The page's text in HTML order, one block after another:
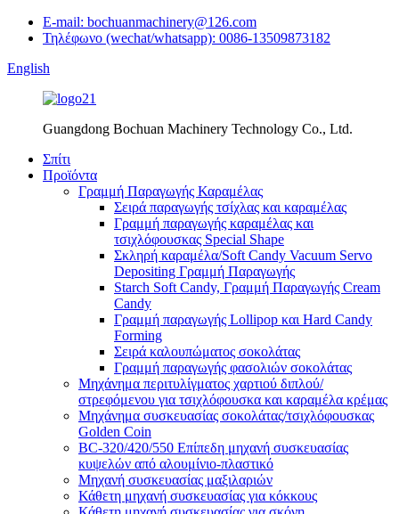
E-mail: bochuanmachinery@126.com
Τηλέφωνο (wechat/whatsapp): 0086-13509873182
English
Guangdong Bochuan Machinery Technology Co., Ltd.
Σπίτι
Προϊόντα
Γραμμή Παραγωγής Καραμέλας
Σειρά παραγωγής τσίχλας και καραμέλας
Γραμμή παραγωγής καραμέλας και
τσιχλόφουσκας Special Shape
Σκληρή καραμέλα/Soft Candy Vacuum Servo
Depositing Γραμμή Παραγωγής
Starch Soft Candy, Γραμμή Παραγωγής Cream
Candy
Γραμμή παραγωγής Lollipop και Hard Candy
Forming
Σειρά καλουπώματος σοκολάτας
Γραμμή παραγωγής φασολιών σοκολάτας
Μηχάνημα περιτυλίγματος χαρτιού διπλού/
στρεφόμενου για τσιχλόφουσκα και καραμέλα κρέμας
Μηχάνημα συσκευασίας σοκολάτας/τσιχλόφουσκας
Golden Coin
BC-320/420/550 Επίπεδη μηχανή συσκευασίας
κυψελών από αλουμίνιο-πλαστικό
Μηχανή συσκευασίας μαξιλαριών
Κάθετη μηχανή συσκευασίας για κόκκους